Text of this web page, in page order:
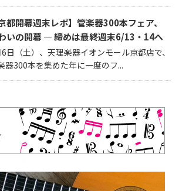
京都開幕週末レポ】管楽器300本フェア、
いの開幕 — 締めは最終週末6/13・14へ
日（土）、天理楽器イオンモール京都店で、
器300本を集めた年に一度のフ...